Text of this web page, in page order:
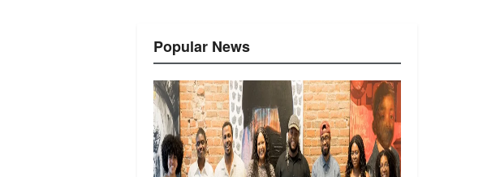
Popular News